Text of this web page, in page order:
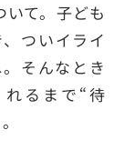
て。子ども
ついイライ
そんなとき
るまで“待